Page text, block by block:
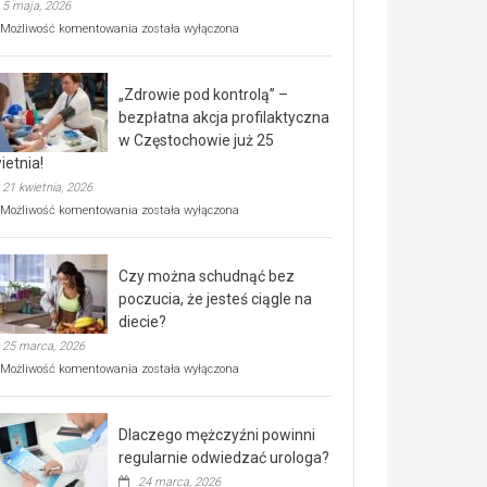
5 maja, 2026
Możliwość komentowania Rusza
rehabilitacji
dla
seniorów!
została wyłączona
„Zdrowie pod kontrolą” –
bezpłatna akcja profilaktyczna
w Częstochowie już 25
21 kwietnia, 2026
Możliwość komentowania „Zdrowie
bezpłatna
akcja
profilaktyczna
w
już
kwietnia!
została wyłączona
Czy można schudnąć bez
poczucia, że jesteś ciągle na
diecie?
25 marca, 2026
Możliwość komentowania Czy
poczucia,
że
została wyłączona
Dlaczego mężczyźni powinni
regularnie odwiedzać urologa?
24 marca, 2026